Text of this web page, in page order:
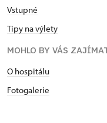
Vstupné
Tipy na výlety
MOHLO BY VÁS
O hospitálu
Fotogalerie